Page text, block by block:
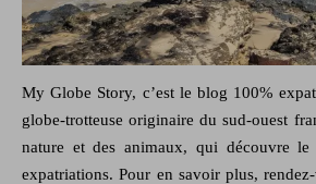
My Globe Story, c’est le blog 100%
globe-trotteuse originaire du sud-ouest
nature et desanimaux, qui découvre
expatriations. Pour en savoir plus,